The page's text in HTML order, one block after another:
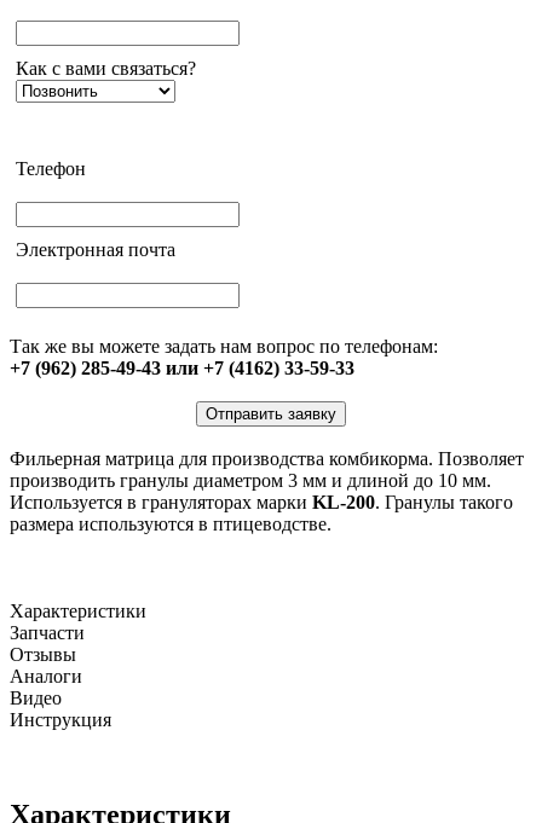
Как с вами связаться?
Телефон
Электронная почта
Так же вы можете задать нам вопрос по телефонам:
+7 (962) 285-49-43 или +7 (4162) 33-59-33
Отправить заявку
Фильерная матрица для производства комбикорма. Позволяет
производить гранулы диаметром 3 мм и длиной до 10 мм.
Используется в грануляторах марки KL-200. Гранулы такого
размера используются в птицеводстве.
Характеристики
Запчасти
Отзывы
Аналоги
Видео
Инструкция
Характеристики